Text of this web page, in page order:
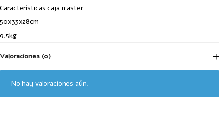
Características caja master
50x33x28cm
9.5kg
Valoraciones (0)
No hay valoraciones aún.